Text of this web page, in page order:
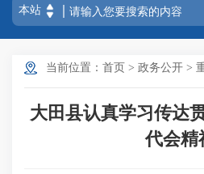
当前位置： 首页 > 政务公开 >
大田县认真学习传达
代会精